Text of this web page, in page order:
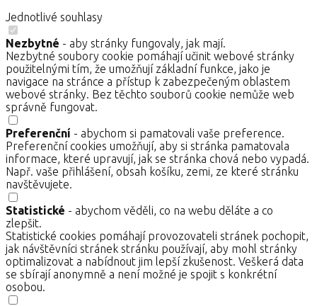
Jednotlivé souhlasy
Nezbytné - aby stránky fungovaly, jak mají.
Nezbytné soubory cookie pomáhají učinit webové stránky
použitelnými tím, že umožňují základní funkce, jako je
navigace na stránce a přístup k zabezpečeným oblastem
webové stránky. Bez těchto souborů cookie nemůže web
správně fungovat.
Preferenční - abychom si pamatovali vaše preference.
Preferenční cookies umožňují, aby si stránka pamatovala
informace, které upravují, jak se stránka chová nebo vypadá.
Např. vaše přihlášení, obsah košíku, zemi, ze které stránku
navštěvujete.
Statistické - abychom věděli, co na webu děláte a co
zlepšit.
Statistické cookies pomáhají provozovateli stránek pochopit,
jak návštěvníci stránek stránku používají, aby mohl stránky
optimalizovat a nabídnout jim lepší zkušenost. Veškerá data
se sbírají anonymně a není možné je spojit s konkrétní
osobou.